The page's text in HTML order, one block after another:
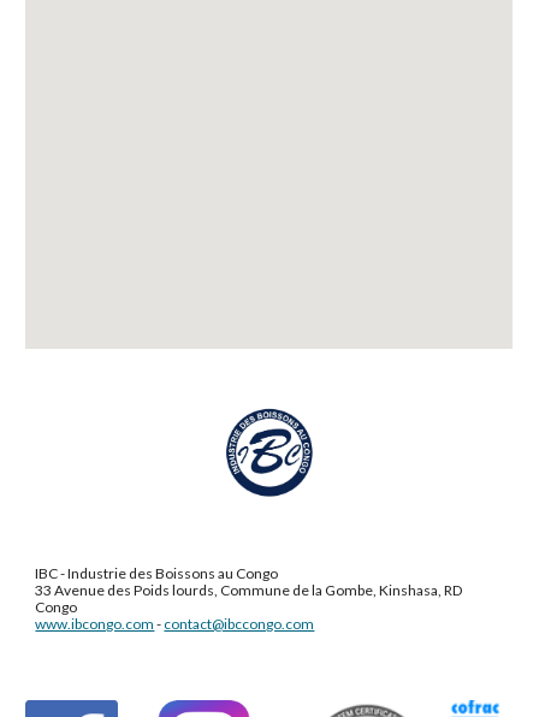
IBC - Industrie des Boissons au Congo
33 Avenue des Poids lourds, Commune de la Gombe, Kinshasa, RD
Congo
www.ibcongo.com - contact@ibccongo.com